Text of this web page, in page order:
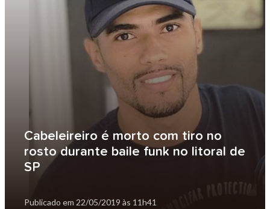
Cabeleireiro é morto com tiro no
rosto durante baile funk no litoral de
SP
Publicado em 22/05/2019 às 11h41